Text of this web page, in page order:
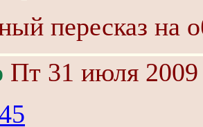
пересказ на
Пт 31 июля